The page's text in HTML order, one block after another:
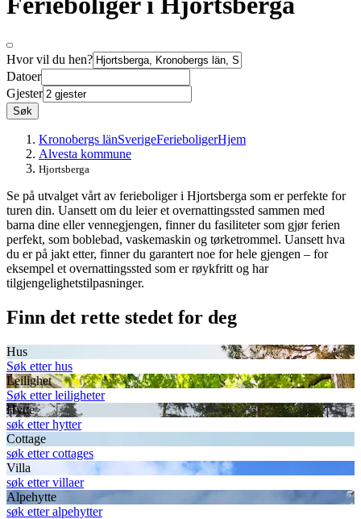
Hvor vil du hen?
Datoer
Gjester
Søk
Kronobergs länSverigeFerieboligerHjem
Alvesta kommune
Hjortsberga
Se på utvalget vårt av ferieboliger i Hjortsberga som er perfekte for
turen din. Uansett om du leier et overnattingssted sammen med
barna dine eller vennegjengen, finner du fasiliteter som gjør ferien
perfekt, som boblebad, vaskemaskin og tørketrommel. Uansett hva
du er på jakt etter, finner du garantert noe for hele gjengen – for
eksempel et overnattingssted som er røykfritt og har
tilgjengelighetstilpasninger.
Finn det rette stedet for deg
Hus
Søk etter hus
Leilighet
Søk etter leiligheter
Hytte
søk etter hytter
Cottage
søk etter cottages
Villa
søk etter villaer
Alpehytte
søk etter alpehytter